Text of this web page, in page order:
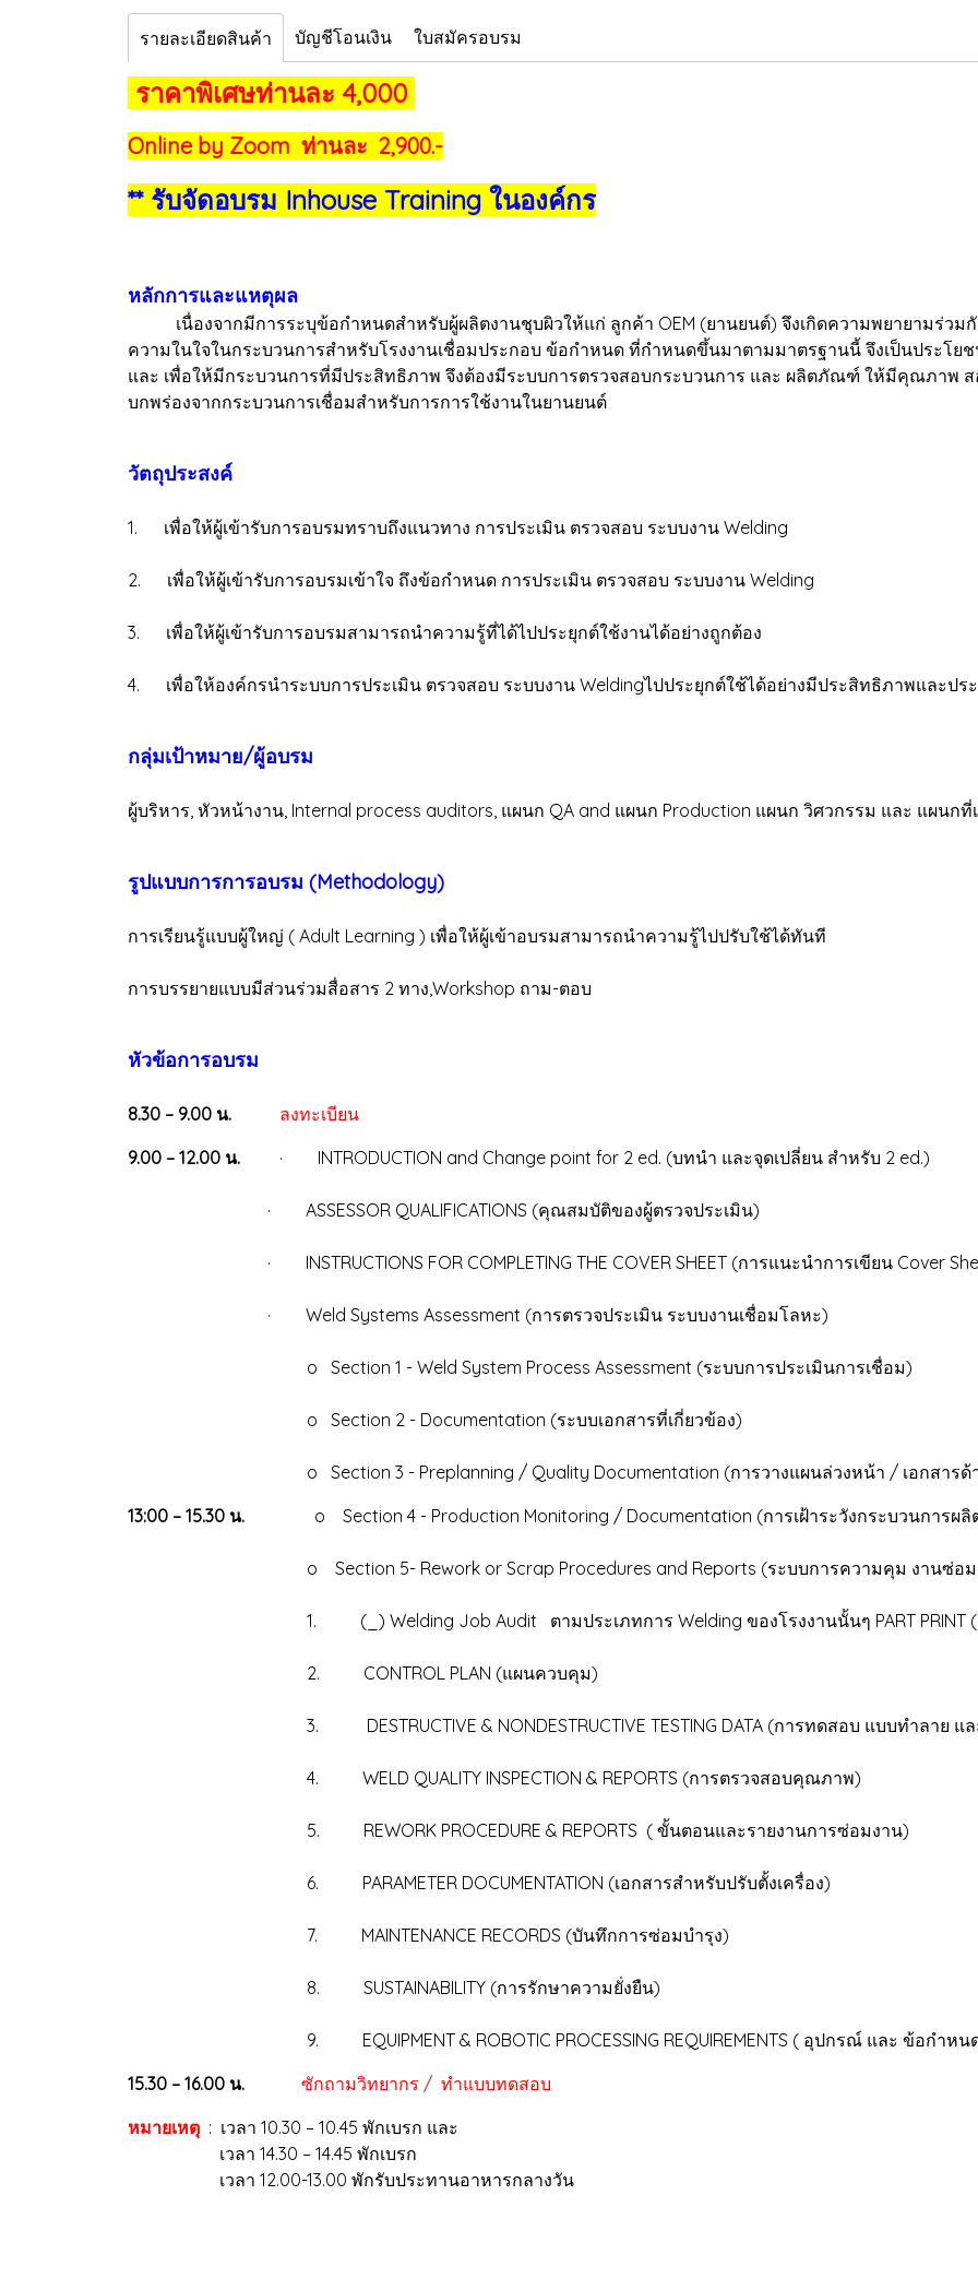
รายละเอียดสินค้า บัญชีโอนเงิน ใบสมัครอบรม
ราคาพิเศษท่านละ 4,000
Online by Zoom ท่านละ 2,900.-
** รับจัดอบรม Inhouse Training ในองค์กร
หลักการและแหตุผล
เนื่องจากมีการระบุข้อกำหนดสำหรับผู้ผลิตงานชุบผิวให้แก่ ลูกค้า OEM (ยานยนต์) จึงเกิดความพยายามร่วมกั
ความในใจในกระบวนการสำหรับโรงงานเชื่อมประกอบ ข้อกำหนด ที่กำหนดขึ้นมาตามมาตรฐานนี้ จึงเป็นประโย
และ เพื่อให้มีกระบวนการที่มีประสิทธิภาพ จึงต้องมีระบบการตรวจสอบกระบวนการ และ ผลิตภัณฑ์ ให้มีคุณภาพ
บกพร่องจากกระบวนการเชื่อมสำหรับการการใช้งานในยานยนต์
วัตถุประสงค์
1. เพื่อให้ผู้เข้ารับการอบรมทราบถึงแนวทาง การประเมิน ตรวจสอบ ระบบงาน Welding
2. เพื่อให้ผู้เข้ารับการอบรมเข้าใจ ถึงข้อกำหนด การประเมิน ตรวจสอบ ระบบงาน Welding
3. เพื่อให้ผู้เข้ารับการอบรมสามารถนำความรู้ที่ได้ไปประยุกต์ใช้งานได้อย่างถูกต้อง
4. เพื่อให้องค์กรนำระบบการประเมิน ตรวจสอบ ระบบงาน Weldingไปประยุกต์ใช้ได้อย่างมีประสิทธิภาพและปร
กลุ่มเป้าหมาย/ผู้อบรม
ผู้บริหาร, หัวหน้างาน, Internal process auditors, แผนก QA and แผนก Production แผนก วิศวกรรม และ แผนกที่
รูปแบบการการอบรม (Methodology)
การเรียนรู้แบบผู้ใหญ่ ( Adult Learning ) เพื่อให้ผู้เข้าอบรมสามารถนำความรู้ไปปรับใช้ได้ทันที
การบรรยายแบบมีส่วนร่วมสื่อสาร 2 ทาง,Workshop ถาม-ตอบ
หัวข้อการอบรม
8.30 – 9.00 น. ลงทะเบียน
9.00 – 12.00 น. · INTRODUCTION and Change point for 2 ed. (บทนำ และจุดเปลี่ยน สำหรับ 2 ed.)
· ASSESSOR QUALIFICATIONS (คุณสมบัติของผู้ตรวจประเมิน)
· INSTRUCTIONS FOR COMPLETING THE COVER SHEET (การแนะนำการเขียน Cover
· Weld Systems Assessment (การตรวจประเมิน ระบบงานเชื่อมโลหะ)
o Section 1 - Weld System Process Assessment (ระบบการประเมินการเชื่อม)
o Section 2 - Documentation (ระบบเอกสารที่เกี่ยวข้อง)
o Section 3 - Preplanning / Quality Documentation (การวางแผนล่วงหน้า / เอกสารด้
13:00 – 15.30 น. o Section 4 - Production Monitoring / Documentation (การเฝ้าระวังกระบวนการผลิ
o Section 5- Rework or Scrap Procedures and Reports (ระบบการความคุม งานซ่อม ง
1. (_) Welding Job Audit ตามประเภทการ Welding ของโรงงานนั้นๆ PART PRINT (
2. CONTROL PLAN (แผนควบคุม)
3. DESTRUCTIVE & NONDESTRUCTIVE TESTING DATA (การทดสอบ แบบทำลาย
4. WELD QUALITY INSPECTION & REPORTS (การตรวจสอบคุณภาพ)
5. REWORK PROCEDURE & REPORTS ( ขั้นตอนและรายงานการซ่อมงาน)
6. PARAMETER DOCUMENTATION (เอกสารสำหรับปรับตั้งเครื่อง)
7. MAINTENANCE RECORDS (บันทึกการซ่อมบำรุง)
8. SUSTAINABILITY (การรักษาความยั่งยืน)
9. EQUIPMENT & ROBOTIC PROCESSING REQUIREMENTS ( อุปกรณ์ และ ข้อกำหนด
15.30 – 16.00 น. ซักถามวิทยากร / ทำแบบทดสอบ
หมายเหตุ : เวลา 10.30 – 10.45 พักเบรก และ
เวลา 14.30 – 14.45 พักเบรก
เวลา 12.00-13.00 พักรับประทานอาหารกลางวัน